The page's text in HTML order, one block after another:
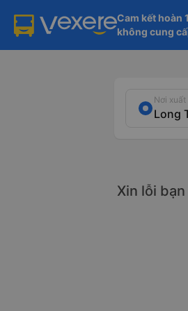
Cam kết hoàn
không cung
Nơi
Xin lỗi